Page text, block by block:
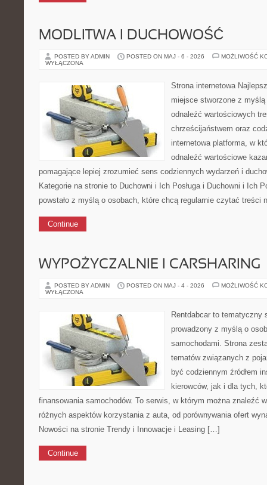
MODLITWA I DUCHOWOŚĆ
POSTED BY ADMIN POSTED ON MAJ - 6 - 2026
MOŻLIWOŚĆ
WYŁĄCZONA
Strona internetowa
miejsce stworzone z
odnaleźć wartościowych
chrześcijaństwem oraz
internetowa platforma, w
odnaleźć wartościowe
pomagające lepiej zrozumieć sens codziennych wydarzeń i
Kategorie na stronie to Duchowni i Ich Posługa i Duchowni i Ich
powstało z myślą o osobach, które chcą regularnie czytać treści
Continue
WYPOŻYCZALNIE I CARSHARING
POSTED BY ADMIN POSTED ON MAJ - 4 - 2026
MOŻLIWOŚĆ
WYŁĄCZONA
Rentdabcar to tematyczny
prowadzony z myślą o
samochodami. Strona
tematów związanych z
być codziennym źródłem
kierowców, jak i dla tych,
finansowania samochodów. To serwis, w którym można znaleźć
różnych aspektów korzystania z auta, od porównywania ofert
Nowości na stronie Trendy i Innowacje i Leasing […]
Continue